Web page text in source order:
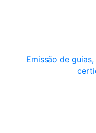
Emissão de